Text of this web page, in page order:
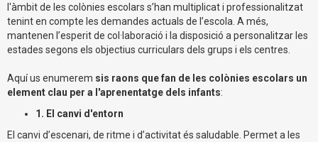
l'àmbit de les colònies escolars s’han multiplicat i professionalitzat
tenint en compte les demandes actuals de l’escola. A més,
mantenen l’esperit de col·laboració i la disposició a personalitzar les
estades segons els objectius curriculars dels grups i els centres.
Aquí us enumerem sis raons que fan de les colònies escolars un
element clau per a l'aprenentatge dels infants:
1. El canvi d'entorn
El canvi d’escenari, de ritme i d’activitat és saludable. Permet a les